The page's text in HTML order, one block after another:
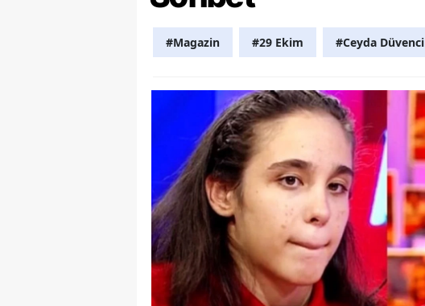
Ankara
Aydın
Balıkesir
Bilecik
Bingöl
Bitlis
Bolu
#Magazin #29 Ekim #Ceyda Düvenci